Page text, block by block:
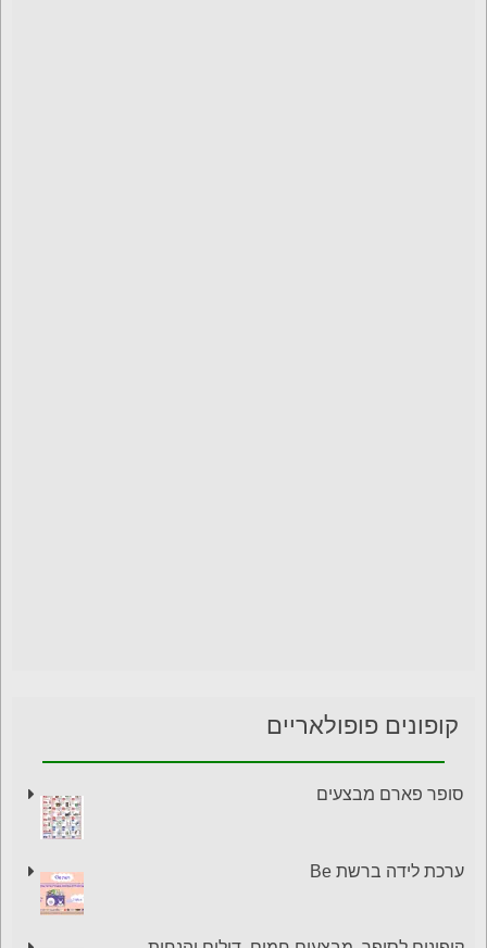
קופונים פופולאריים
סופר פארם מבצעים
ערכת לידה ברשת Be